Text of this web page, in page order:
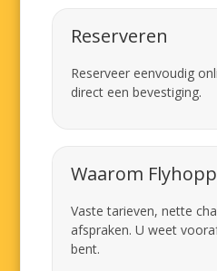
Reserveren
Reserveer eenvoudig
direct een bevestiging.
Waarom
Vaste tarieven, nette
afspraken. U weet
bent.